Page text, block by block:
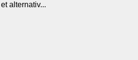
alternativ...